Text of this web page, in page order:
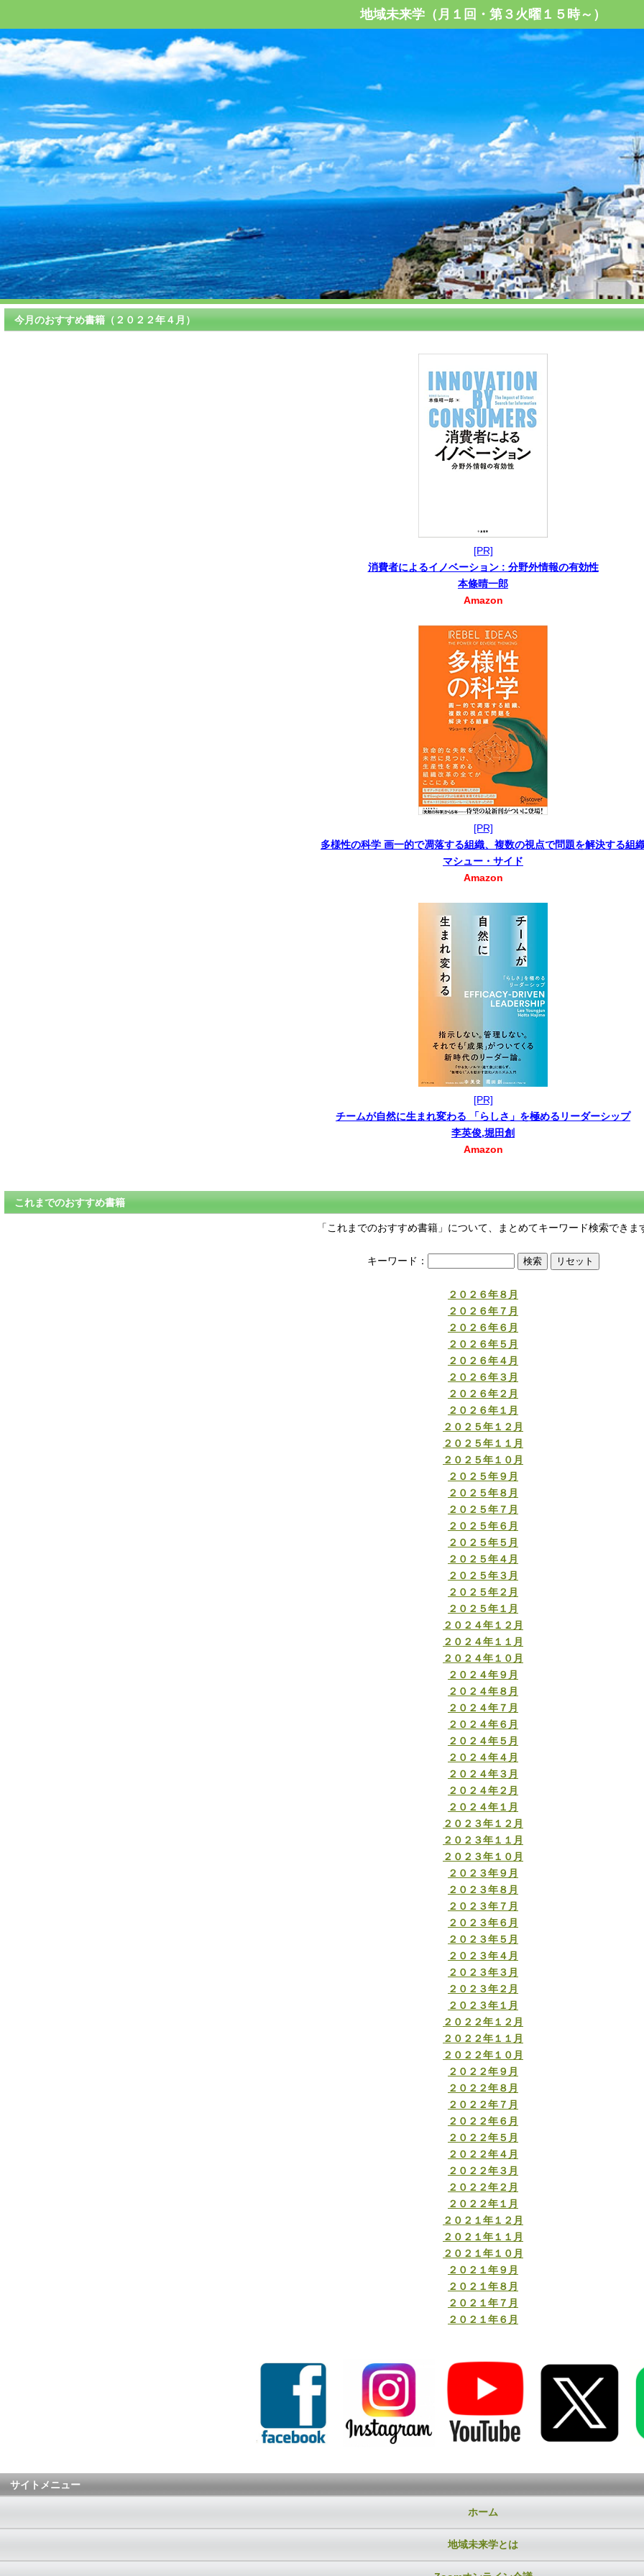
地域未来学（月１回・第３火曜１５時～）
今月のおすすめ書籍（２０２２年４月）
[PR]
消費者によるイノベーション : 分野外情報の有効性
本條晴一郎
Amazon
[PR]
多様性の科学 画一的で凋落する組織、複数の視点で問題を解決する組
マシュー・サイド
Amazon
[PR]
チームが自然に生まれ変わる 「らしさ」を極めるリーダーシップ
李英俊,堀田創
Amazon
これまでのおすすめ書籍
「これまでのおすすめ書籍」について、まとめてキーワード検索できま
キーワード：
２０２６年８月
２０２６年７月
２０２６年６月
２０２６年５月
２０２６年４月
２０２６年３月
２０２６年２月
２０２６年１月
２０２５年１２月
２０２５年１１月
２０２５年１０月
２０２５年９月
２０２５年８月
２０２５年７月
２０２５年６月
２０２５年５月
２０２５年４月
２０２５年３月
２０２５年２月
２０２５年１月
２０２４年１２月
２０２４年１１月
２０２４年１０月
２０２４年９月
２０２４年８月
２０２４年７月
２０２４年６月
２０２４年５月
２０２４年４月
２０２４年３月
２０２４年２月
２０２４年１月
２０２３年１２月
２０２３年１１月
２０２３年１０月
２０２３年９月
２０２３年８月
２０２３年７月
２０２３年６月
２０２３年５月
２０２３年４月
２０２３年３月
２０２３年２月
２０２３年１月
２０２２年１２月
２０２２年１１月
２０２２年１０月
２０２２年９月
２０２２年８月
２０２２年７月
２０２２年６月
２０２２年５月
２０２２年４月
２０２２年３月
２０２２年２月
２０２２年１月
２０２１年１２月
２０２１年１１月
２０２１年１０月
２０２１年９月
２０２１年８月
２０２１年７月
２０２１年６月
サイトメニュー
ホーム
地域未来学とは